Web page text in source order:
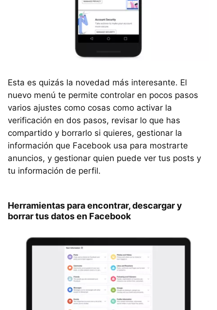
Esta es quizás la novedad más interesante. El
nuevo menú te permite controlar en pocos pasos
varios ajustes como cosas como activar la
verificación en dos pasos, revisar lo que has
compartido y borrarlo si quieres, gestionar la
información que Facebook usa para mostrarte
anuncios, y gestionar quien puede ver tus posts y
tu información de perfil.
Herramientas para encontrar, descargar y
borrar tus datos en Facebook